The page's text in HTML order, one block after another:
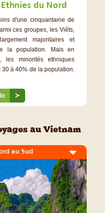
du Nord
d'une cinquantaine de
ces groupes, les Viêts,
majoritaires et
la population. Mais en
les minorités ethniques
à 40% de la population.
≻
au Vietnam
au Sud